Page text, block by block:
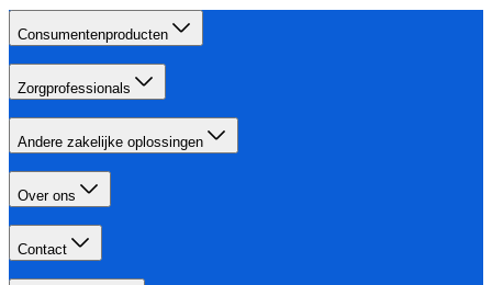
Consumentenproducten
Zorgprofessionals
Andere zakelijke oplossingen
Over ons
Contact